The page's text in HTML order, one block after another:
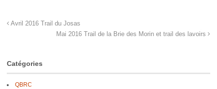
Avril 2016 Trail du Josas
Mai 2016 Trail de la Brie des Morin et trail des lavoirs
Catégories
QBRC